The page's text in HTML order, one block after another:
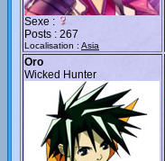
Sexe :
Posts : 267
Localisation : Asia
Oro
Wicked Hunter